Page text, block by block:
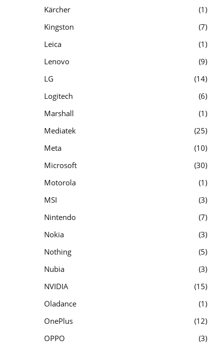
Kärcher
1
Kingston
7
Leica
1
Lenovo
9
LG
14
Logitech
6
Marshall
1
Mediatek
25
Meta
10
Microsoft
30
Motorola
1
MSI
3
Nintendo
7
Nokia
3
Nothing
5
Nubia
3
NVIDIA
15
Oladance
1
OnePlus
12
OPPO
3